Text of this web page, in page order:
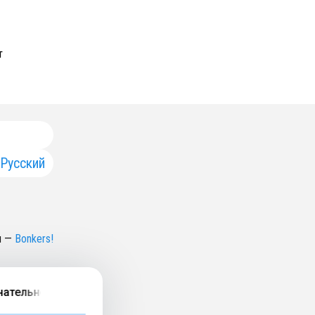
Русский
— Bonkers!
(и как это увидеть с помощью ИИ и арта)?